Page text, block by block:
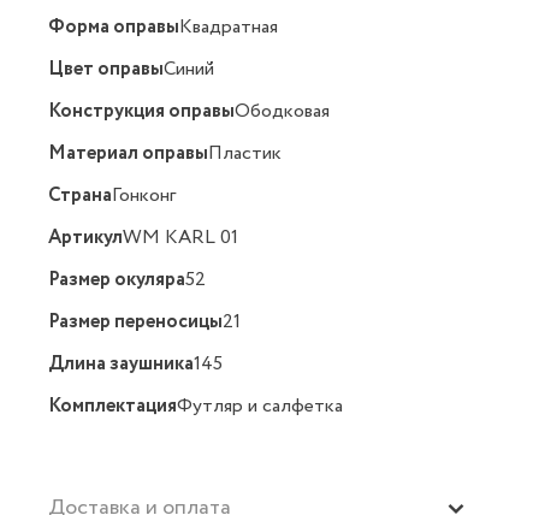
Форма оправыКвадратная
Цвет оправыСиний
Конструкция оправыОбодковая
Материал оправыПластик
СтранаГонконг
АртикулWM KARL 01
Размер окуляра52
Размер переносицы21
Длина заушника145
КомплектацияФутляр и салфетка
Доставка и оплата